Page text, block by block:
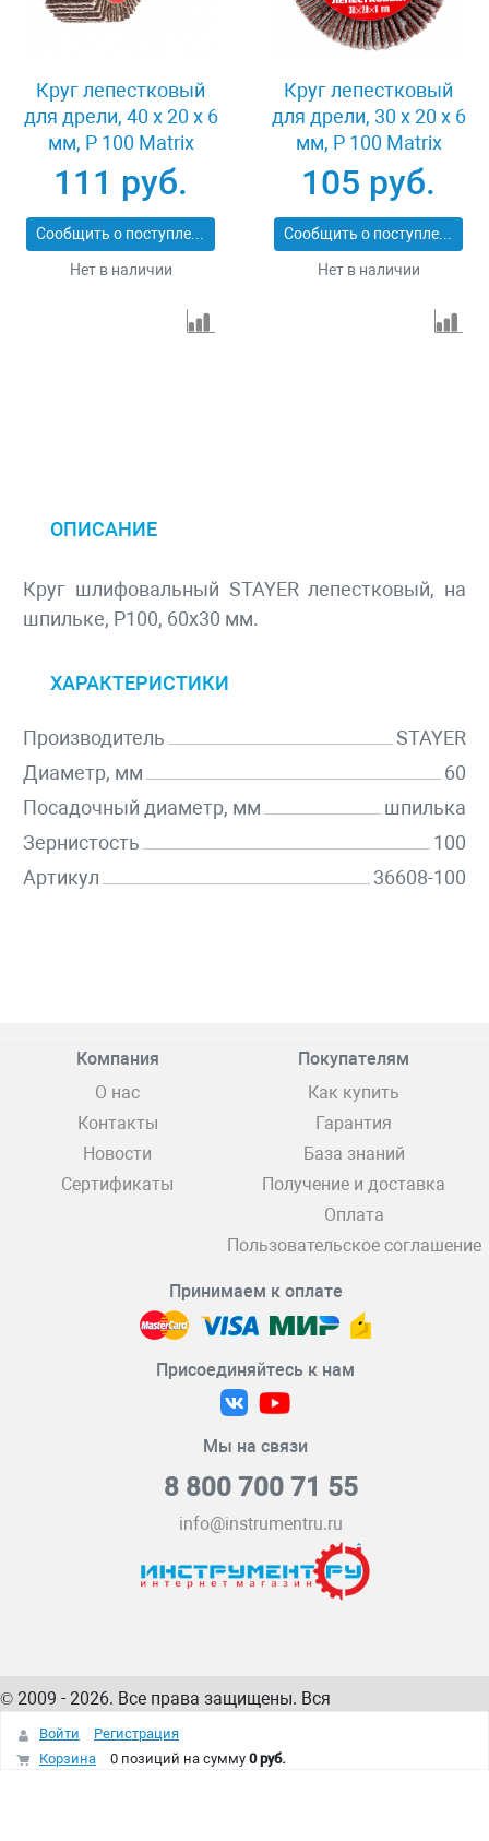
Круг лепестковый
для дрели, 40 х 20 х 6
мм, P 100 Matrix
74168
111 руб.
Сообщить о поступлении
Нет в наличии
Круг лепестковый
для дрели, 30 х 20 х 6
мм, P 100 Matrix
74161
105 руб.
Сообщить о поступлении
Нет в наличии
ОПИСАНИЕ
Круг шлифовальный STAYER лепестковый, на
шпильке, P100, 60х30 мм.
ХАРАКТЕРИСТИКИ
Производитель
STAYER
Диаметр, мм
60
Посадочный диаметр, мм
шпилька
Зернистость
100
Артикул
36608-100
Компания
О нас
Контакты
Новости
Сертификаты
Покупателям
Как купить
Гарантия
База знаний
Получение и доставка
Оплата
Пользовательское соглашение
Принимаем к оплате
Присоединяйтесь к нам
Мы на связи
8 800 700 71 55
info@instrumentru.ru
© 2009 - 2026. Все права защищены. Вся
информация на сайте – собственность
интернет-магазина
Войти
Регистрация
Корзина
0 позиций на сумму 0 руб.